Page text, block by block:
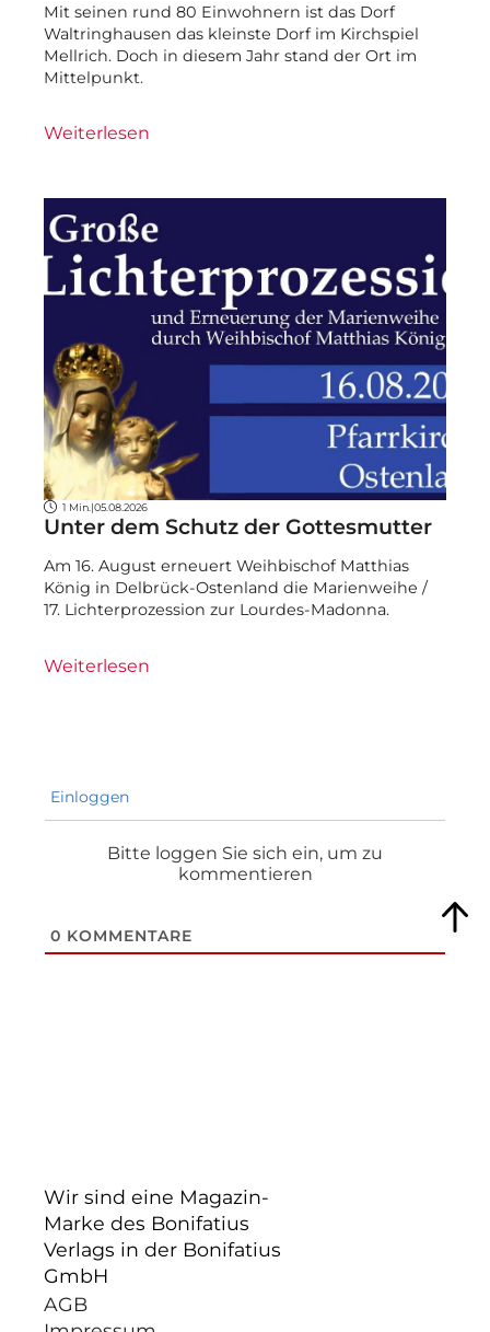
Mit seinen rund 80 Einwohnern ist das Dorf
Waltringhausen das kleinste Dorf im Kirchspiel
Mellrich. Doch in diesem Jahr stand der Ort im
Mittelpunkt.
Weiterlesen
1 Min. |05.08.2026
Unter dem Schutz der Gottesmutter
Am 16. August erneuert Weihbischof Matthias
König in Delbrück-Ostenland die Marienweihe /
17. Lichterprozession zur Lourdes-Madonna.
Weiterlesen
Einloggen
Bitte loggen Sie sich ein, um zu
kommentieren
0 KOMMENTARE
Wir sind eine Magazin-
Marke des Bonifatius
Verlags in der Bonifatius
GmbH
AGB